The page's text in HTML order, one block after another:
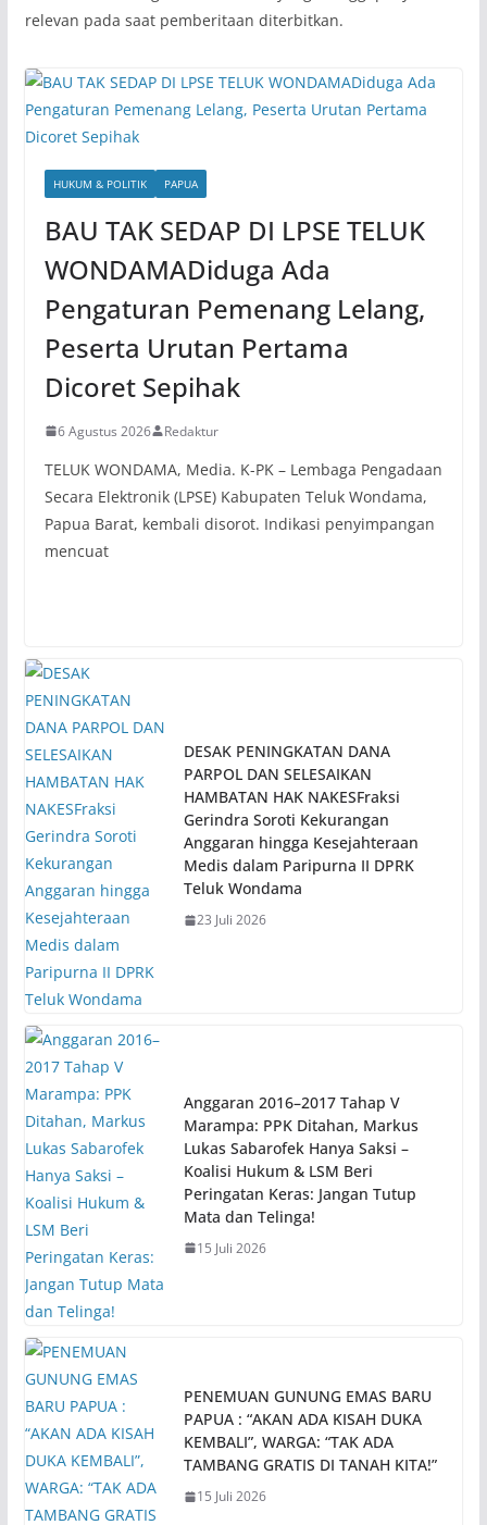
relevan pada saat pemberitaan diterbitkan.
HUKUM & POLITIK PAPUA
BAU TAK SEDAP DI LPSE TELUK
WONDAMADiduga Ada
Pengaturan Pemenang Lelang,
Peserta Urutan Pertama
Dicoret Sepihak
6 Agustus 2026 Redaktur
TELUK WONDAMA, Media. K-PK – Lembaga Pengadaan
Secara Elektronik (LPSE) Kabupaten Teluk Wondama,
Papua Barat, kembali disorot. Indikasi penyimpangan
mencuat
DESAK PENINGKATAN DANA
PARPOL DAN SELESAIKAN
HAMBATAN HAK NAKESFraksi
Gerindra Soroti Kekurangan
Anggaran hingga Kesejahteraan
Medis dalam Paripurna II DPRK
Teluk Wondama
23 Juli 2026
Anggaran 2016–2017 Tahap V
Marampa: PPK Ditahan, Markus
Lukas Sabarofek Hanya Saksi –
Koalisi Hukum & LSM Beri
Peringatan Keras: Jangan Tutup
Mata dan Telinga!
15 Juli 2026
PENEMUAN GUNUNG EMAS BARU
PAPUA : “AKAN ADA KISAH DUKA
KEMBALI”, WARGA: “TAK ADA
TAMBANG GRATIS DI TANAH KITA!”
15 Juli 2026